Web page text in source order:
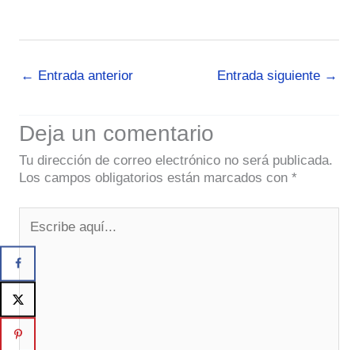
← Entrada anterior Entrada siguiente →
Deja un comentario
Tu dirección de correo electrónico no será publicada.
Los campos obligatorios están marcados con *
aquí...